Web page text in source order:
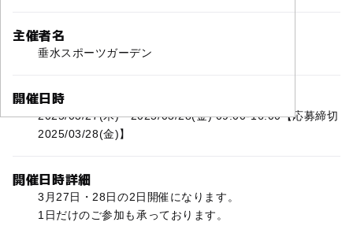
主催者名
垂水スポーツガーデン
開催日時
2025/03/27(木)〜2025/03/28(金) 09:00-16:00【応募締切
2025/03/28(金)】
開催日時詳細
3月27日・28日の2日開催になります。
1日だけのご参加も承っております。